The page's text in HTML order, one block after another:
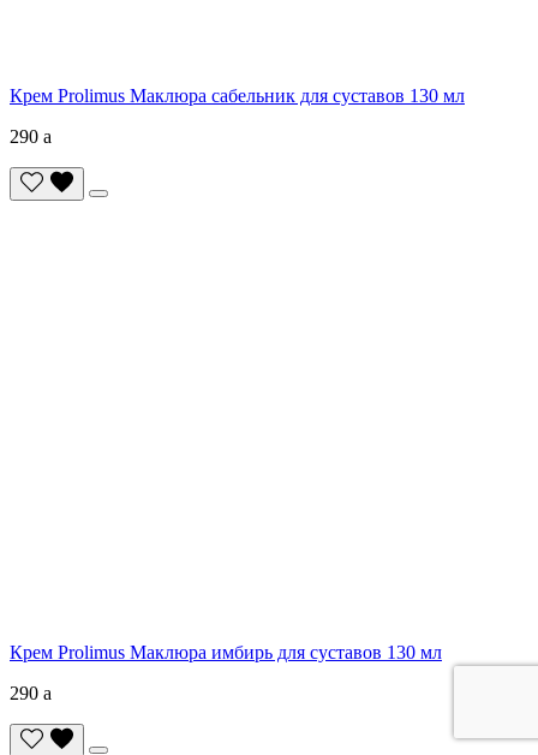
Крем Prolimus Маклюра сабельник для суставов 130 мл
290 a
Крем Prolimus Маклюра имбирь для суставов 130 мл
290 a